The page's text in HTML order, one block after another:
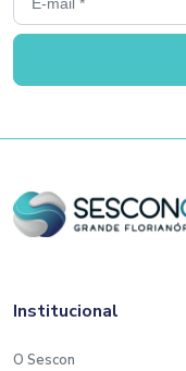
Institucional
O Sescon